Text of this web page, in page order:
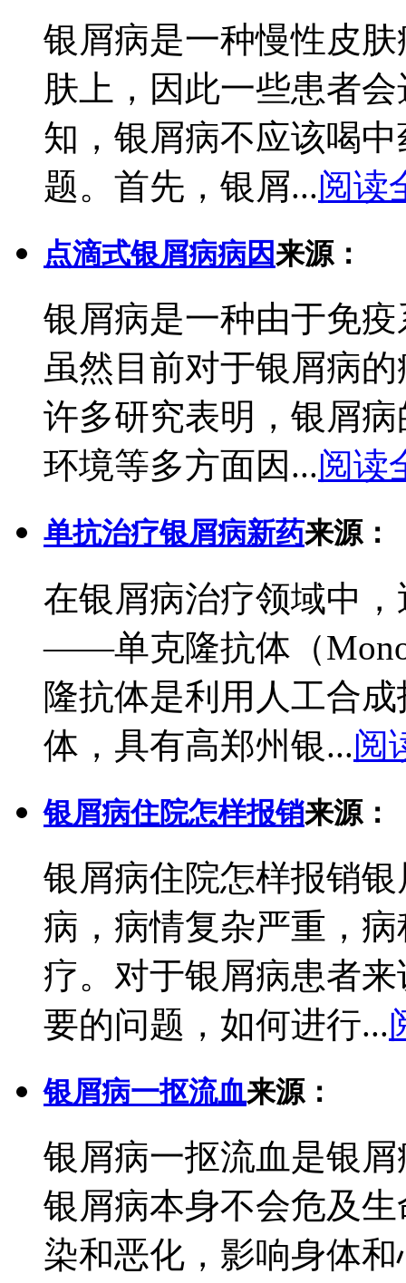
银屑病是一种慢性皮
肤上，因此一些患者
知，银屑病不应该喝
题。首先，银屑...阅读
点滴式银屑病病因来源：
银屑病是一种由于免
虽然目前对于银屑病
许多研究表明，银屑
环境等多方面因...阅读
单抗治疗银屑病新药来源：
在银屑病治疗领域中
——单克隆抗体（
隆抗体是利用人工合
体，具有高郑州银...阅
银屑病住院怎样报销来源：
银屑病住院怎样报销
病，病情复杂严重，
疗。对于银屑病患者
要的问题，如何进行...
银屑病一抠流血来源：
银屑病一抠流血是银
银屑病本身不会危及
染和恶化，影响身体